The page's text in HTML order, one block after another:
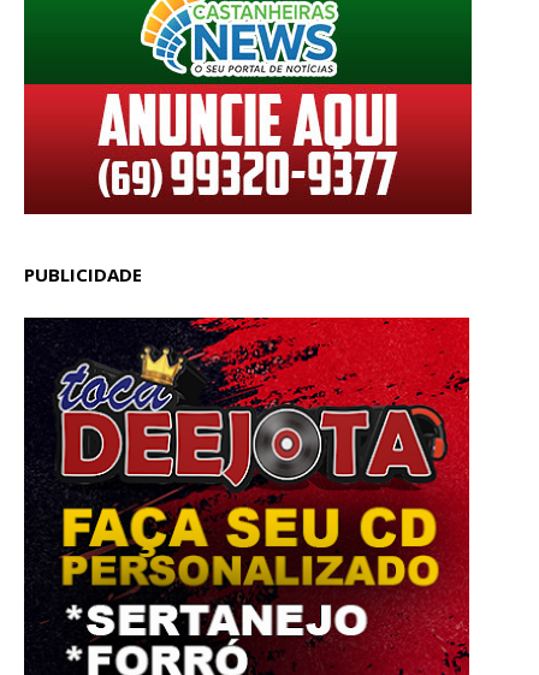
PUBLICIDADE